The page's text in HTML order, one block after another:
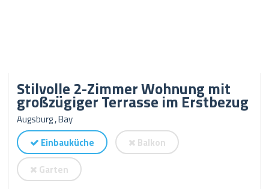
Stilvolle 2-Zimmer Wohnung mit
großzügiger Terrasse im Erstbezug
Augsburg , Bay
Einbauküche
Balkon
Garten